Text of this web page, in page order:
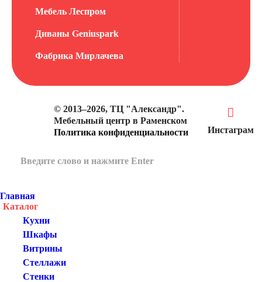
Мебель Леспром
Диваны Geniuspark
Фабрика Мирлачева
© 2013–2026, ТЦ "Александр".
Мебельный центр в Раменском
Политика конфиденциальности
Инстаграм
Главная
Каталог
Кухни
Шкафы
Витрины
Стеллажи
Стенки